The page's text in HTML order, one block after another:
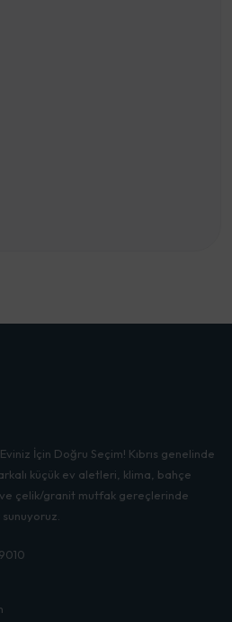
İçin Doğru Seçim! Kıbrıs genelinde
küçük ev aletleri, klima, bahçe
çelik/granit mutfak gereçlerinde